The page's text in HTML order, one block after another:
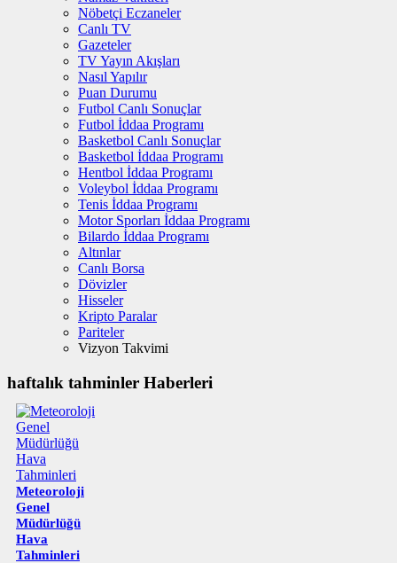
Nöbetçi Eczaneler
Canlı TV
Gazeteler
TV Yayın Akışları
Nasıl Yapılır
Puan Durumu
Futbol Canlı Sonuçlar
Futbol İddaa Programı
Basketbol Canlı Sonuçlar
Basketbol İddaa Programı
Hentbol İddaa Programı
Voleybol İddaa Programı
Tenis İddaa Programı
Motor Sporları İddaa Programı
Bilardo İddaa Programı
Altınlar
Canlı Borsa
Dövizler
Hisseler
Kripto Paralar
Pariteler
Vizyon Takvimi
haftalık tahminler Haberleri
Meteoroloji
Genel
Müdürlüğü
Hava
Tahminleri